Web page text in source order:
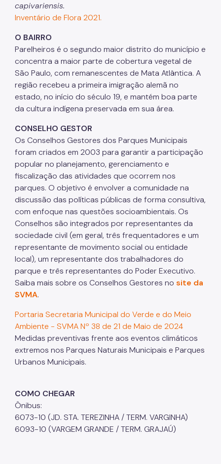
capivariensis.
Inventário de Flora 2021.
O BAIRRO
Parelheiros é o segundo maior distrito do município e
concentra a maior parte de cobertura vegetal de
São Paulo, com remanescentes de Mata Atlântica. A
região recebeu a primeira imigração alemã no
estado, no início do século 19, e mantém boa parte
da cultura indígena preservada em sua área.
CONSELHO GESTOR
Os Conselhos Gestores dos Parques Municipais
foram criados em 2003 para garantir a participação
popular no planejamento, gerenciamento e
fiscalização das atividades que ocorrem nos
parques. O objetivo é envolver a comunidade na
discussão das políticas públicas de forma consultiva,
com enfoque nas questões socioambientais. Os
Conselhos são integrados por representantes da
sociedade civil (em geral, três frequentadores e um
representante de movimento social ou entidade
local), um representante dos trabalhadores do
parque e três representantes do Poder Executivo.
Saiba mais sobre os Conselhos Gestores no site da
SVMA.
Portaria Secretaria Municipal do Verde e do Meio
Ambiente - SVMA Nº 38 de 21 de Maio de 2024
Medidas preventivas frente aos eventos climáticos
extremos nos Parques Naturais Municipais e Parques
Urbanos Municipais.
COMO CHEGAR
Ônibus:
6073-10 (JD. STA. TEREZINHA / TERM. VARGINHA)
6093-10 (VARGEM GRANDE / TERM. GRAJAÚ)